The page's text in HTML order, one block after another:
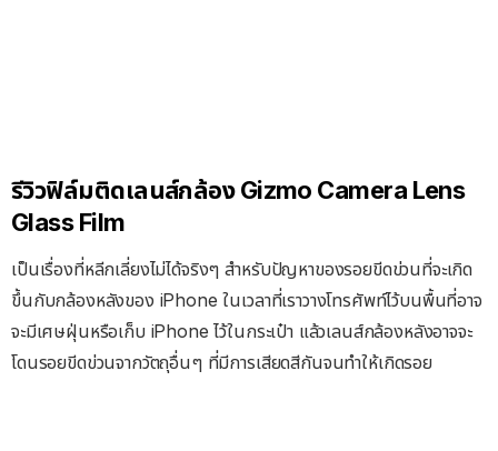
รีวิวฟิล์มติดเลนส์กล้อง Gizmo Camera Lens
Glass Film
เป็นเรื่องที่หลีกเลี่ยงไม่ได้จริงๆ สำหรับปัญหาของรอยขีดข่วนที่จะเกิด
ขึ้นกับกล้องหลังของ iPhone ในเวลาที่เราวางโทรศัพท์ไว้บนพื้นที่อาจ
จะมีเศษฝุ่นหรือเก็บ iPhone ไว้ในกระเป๋า แล้วเลนส์กล้องหลังอาจจะ
โดนรอยขีดข่วนจากวัตถุอื่นๆ ที่มีการเสียดสีกันจนทำให้เกิดรอย